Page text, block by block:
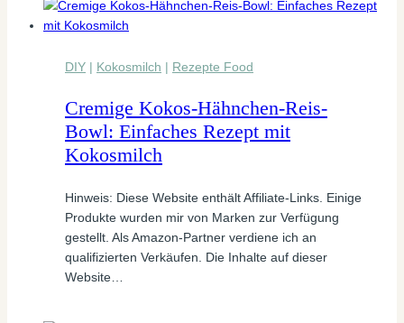
DIY | Kokosmilch | Rezepte Food
Cremige Kokos-Hähnchen-Reis-
Bowl: Einfaches Rezept mit
Kokosmilch
Hinweis: Diese Website enthält Affiliate-Links. Einige
Produkte wurden mir von Marken zur Verfügung
gestellt. Als Amazon-Partner verdiene ich an
qualifizierten Verkäufen. Die Inhalte auf dieser
Website…